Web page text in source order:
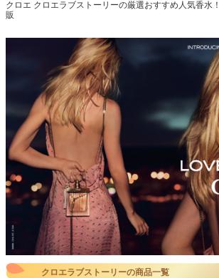
クロエ クロエラブストーリーの厳選おすすめ人気香
販
クロエラブストーリーの商品一覧